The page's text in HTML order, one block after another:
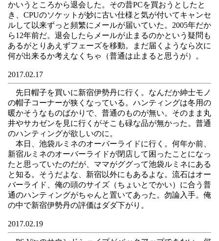
かいうところから退会した。その昔PCを買おうとしたと
き、CPUのソケットが妙に古い仕様と気が付いてキャンセ
ルして以来ずっと頻繁にメールが届いていた。2005年だか
ら12年前だ。退会したらメールが止まるのかという疑問も
あるがとりあえずフェーズを移動。まだ届くようなら次に
何が出来るか考えなくちゃ（普通は止まると思うが）。
2017.02.17
先日帽子を買いに新宿伊勢丹に行く。なんだか紳士モノ
の帽子コーナーが狭くなっている。ハンティングは冬用の
暖かそうなものばかりで、普通のものが無い。そのまま丸
井やサカゼンを見に行くがそこも碌な品が無かった。普通
のハンティングが欲しいのに。
本日、池袋ルミネのオーバーライドに行く。何年か前、
新宿ルミネのオーバーライドが閉店して困ったことになっ
たと思っていたのだが、ママがググって池袋ルミネにある
と知る。そうだよな、新宿以外にもあるよな。流石はオー
バーライド、俺の頭のサイズ（ちょいとでかい）に合う普
通のハンティングがちゃんと置いてあった。勿論入手。俺
の中で新宿伊勢丹の評価はダダ下がり。
2017.02.19